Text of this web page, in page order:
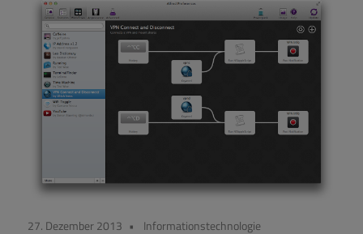
27. Dezember 2013 Informationstechnologie